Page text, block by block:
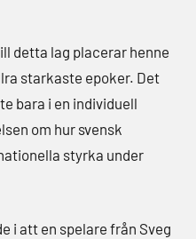
detta lag placerar henne
starkaste epoker. Det
bara i en individuell
om hur svensk
styrka under
i att en spelare från Sveg